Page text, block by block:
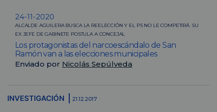
24-11-2020
ALCALDE AGUILERA BUSCA LA REELECCIÓN Y EL PS NO LE COMPETIRÁ. SU
EX JEFE DE GABINETE POSTULA A CONCEJAL
Los protagonistas del narcoescándalo de San
Ramón van a las elecciones municipales
Enviado por Nicolás Sepúlveda
INVESTIGACIÓN 21.12.2017